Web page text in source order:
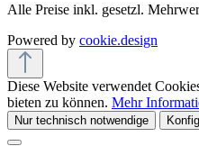
Alle Preise inkl. gesetzl.
Powered by cookie.design
Diese Website verwendet
bieten zu können. Mehr
Nur technisch notwendige